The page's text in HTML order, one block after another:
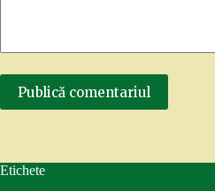
Publică comentariul
Etichete